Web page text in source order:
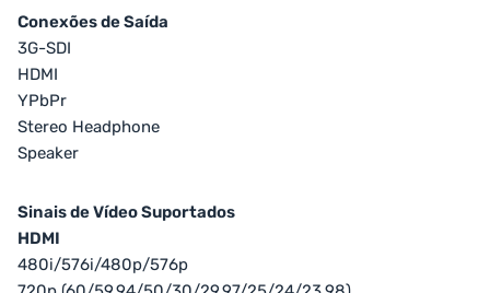
Conexões de Saída
3G-SDI
HDMI
YPbPr
Stereo Headphone
Speaker
Sinais de Vídeo Suportados
HDMI
480i/576i/480p/576p